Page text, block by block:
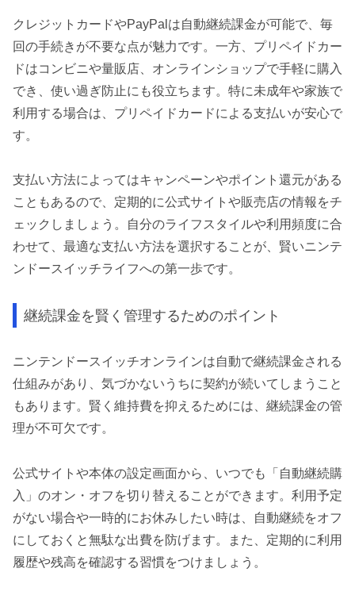
クレジットカードやPayPalは自動継続課金が可能で、毎
回の手続きが不要な点が魅力です。一方、プリペイドカー
ドはコンビニや量販店、オンラインショップで手軽に購入
でき、使い過ぎ防止にも役立ちます。特に未成年や家族で
利用する場合は、プリペイドカードによる支払いが安心で
す。
支払い方法によってはキャンペーンやポイント還元がある
こともあるので、定期的に公式サイトや販売店の情報をチ
ェックしましょう。自分のライフスタイルや利用頻度に合
わせて、最適な支払い方法を選択することが、賢いニンテ
ンドースイッチライフへの第一歩です。
継続課金を賢く管理するためのポイント
ニンテンドースイッチオンラインは自動で継続課金される
仕組みがあり、気づかないうちに契約が続いてしまうこと
もあります。賢く維持費を抑えるためには、継続課金の管
理が不可欠です。
公式サイトや本体の設定画面から、いつでも「自動継続購
入」のオン・オフを切り替えることができます。利用予定
がない場合や一時的にお休みしたい時は、自動継続をオフ
にしておくと無駄な出費を防げます。また、定期的に利用
履歴や残高を確認する習慣をつけましょう。